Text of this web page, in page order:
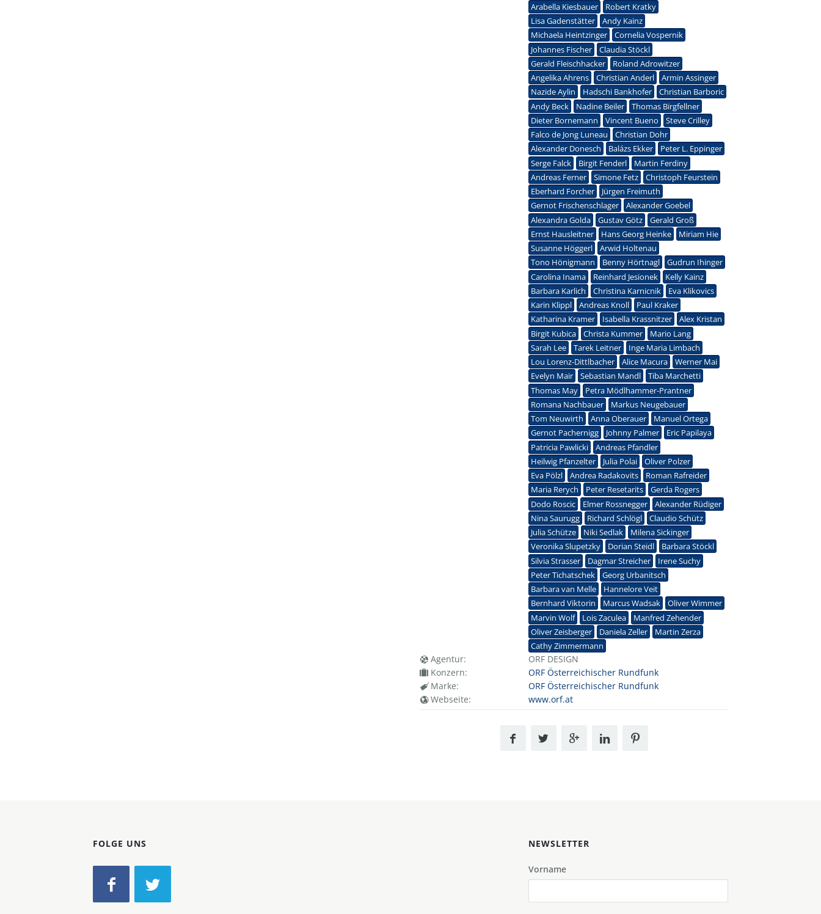
Arabella Kiesbauer
Robert Kratky
Lisa Gadenstätter
Andy Kainz
Michaela Heintzinger
Cornelia Vospernik
Johannes Fischer
Claudia Stöckl
Gerald Fleischhacker
Roland Adrowitzer
Angelika Ahrens
Christian Anderl
Armin Assinger
Nazide Aylin
Hadschi Bankhofer
Christian Barboric
Andy Beck
Nadine Beiler
Thomas Birgfellner
Dieter Bornemann
Vincent Bueno
Steve Crilley
Falco de Jong Luneau
Christian Dohr
Alexander Donesch
Balázs Ekker
Peter L. Eppinger
Serge Falck
Birgit Fenderl
Martin Ferdiny
Andreas Ferner
Simone Fetz
Christoph Feurstein
Eberhard Forcher
Jürgen Freimuth
Gernot Frischenschlager
Alexander Goebel
Alexandra Golda
Gustav Götz
Gerald Groß
Ernst Hausleitner
Hans Georg Heinke
Miriam Hie
Susanne Höggerl
Arwid Holtenau
Tono Hönigmann
Benny Hörtnagl
Gudrun Ihinger
Carolina Inama
Reinhard Jesionek
Kelly Kainz
Barbara Karlich
Christina Karnicnik
Eva Klikovics
Karin Klippl
Andreas Knoll
Paul Kraker
Katharina Kramer
Isabella Krassnitzer
Alex Kristan
Birgit Kubica
Christa Kummer
Mario Lang
Sarah Lee
Tarek Leitner
Inge Maria Limbach
Lou Lorenz-Dittlbacher
Alice Macura
Werner Mai
Evelyn Mair
Sebastian Mandl
Tiba Marchetti
Thomas May
Petra Mödlhammer-Prantner
Romana Nachbauer
Markus Neugebauer
Tom Neuwirth
Anna Oberauer
Manuel Ortega
Gernot Pachernigg
Johnny Palmer
Eric Papilaya
Patricia Pawlicki
Andreas Pfandler
Heilwig Pfanzelter
Julia Polai
Oliver Polzer
Eva Pölzl
Andrea Radakovits
Roman Rafreider
Maria Rerych
Peter Resetarits
Gerda Rogers
Dodo Roscic
Elmer Rossnegger
Alexander Rüdiger
Nina Saurugg
Richard Schlögl
Claudio Schütz
Julia Schütze
Niki Sedlak
Milena Sickinger
Veronika Slupetzky
Dorian Steidl
Barbara Stöckl
Silvia Strasser
Dagmar Streicher
Irene Suchy
Peter Tichatschek
Georg Urbanitsch
Barbara van Melle
Hannelore Veit
Bernhard Viktorin
Marcus Wadsak
Oliver Wimmer
Marvin Wolf
Lois Zaculea
Manfred Zehender
Oliver Zeisberger
Daniela Zeller
Martin Zerza
Cathy Zimmermann
Agentur:
ORF DESIGN
Konzern:
ORF Österreichischer Rundfunk
Marke:
ORF Österreichischer Rundfunk
Webseite:
www.orf.at
FOLGE UNS NEWSLETTER
Vorname